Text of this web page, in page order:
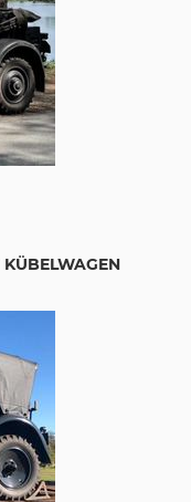
KÜBELWAGEN